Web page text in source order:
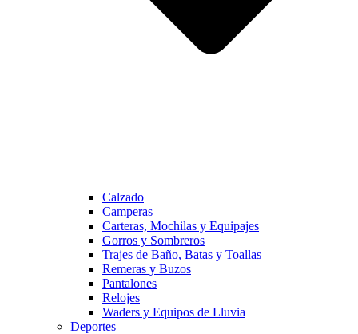
Calzado
Camperas
Carteras, Mochilas y Equipajes
Gorros y Sombreros
Trajes de Baño, Batas y Toallas
Remeras y Buzos
Pantalones
Relojes
Waders y Equipos de Lluvia
Deportes